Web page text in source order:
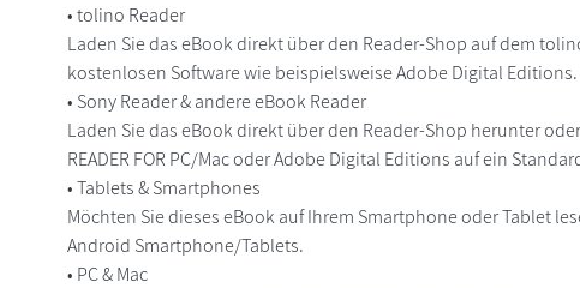
• tolino Reader
Laden Sie das eBook direkt über den Reader-Shop auf dem
kostenlosen Software wie beispielsweise Adobe Digital Editions.
• Sony Reader & andere eBook Reader
Laden Sie das eBook direkt über den Reader-Shop herunter
READER FOR PC/Mac oder Adobe Digital Editions auf ein
• Tablets & Smartphones
Möchten Sie dieses eBook auf Ihrem Smartphone oder Tablet
Android Smartphone/Tablets.
• PC & Mac